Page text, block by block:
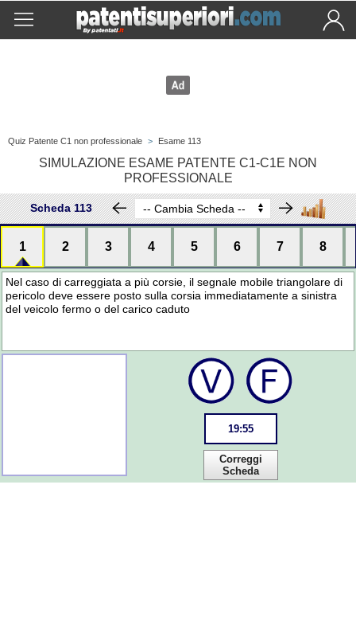
Quiz Patente C1 non professionale > Esame 113
SIMULAZIONE ESAME PATENTE C1-C1E NON
PROFESSIONALE
Scheda 113
1 2 3 4 5 6 7 8
Nel caso di carreggiata a più corsie, il segnale mobile triangolare di
pericolo deve essere posto sulla corsia immediatamente a sinistra
del veicolo fermo o del carico caduto
19:55
Correggi
Scheda